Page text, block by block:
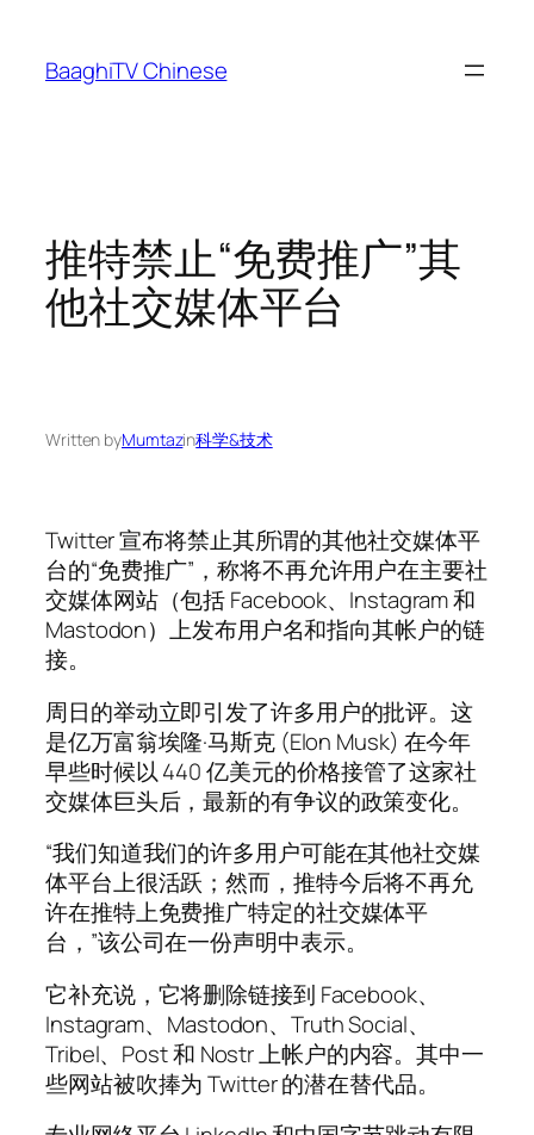
content
BaaghiTV Chinese
推特禁止“免费推广”其
他社交媒体平台
Written byMumtazin科学&技术
Twitter 宣布将禁止其所谓的其他社交媒体平
台的“免费推广”，称将不再允许用户在主要社
交媒体网站（包括 Facebook、Instagram 和
Mastodon）上发布用户名和指向其帐户的链
接。
周日的举动立即引发了许多用户的批评。这
是亿万富翁埃隆·马斯克 (Elon Musk) 在今年
早些时候以 440 亿美元的价格接管了这家社
交媒体巨头后，最新的有争议的政策变化。
“我们知道我们的许多用户可能在其他社交媒
体平台上很活跃；然而，推特今后将不再允
许在推特上免费推广特定的社交媒体平
台，”该公司在一份声明中表示。
它补充说，它将删除链接到 Facebook、
Instagram、Mastodon、Truth Social、
Tribel、Post 和 Nostr 上帐户的内容。其中一
些网站被吹捧为 Twitter 的潜在替代品。